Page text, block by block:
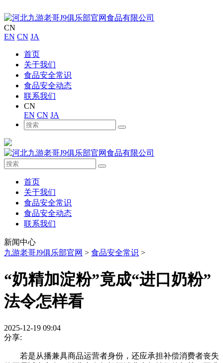
CN
EN CN JA
首页
关于我们
食品安全常识
食品安全动态
联系我们
CN
EN CN JA
首页
关于我们
食品安全常识
食品安全动态
联系我们
新闻中心
九游老哥J9俱乐部官网 > 食品安全常识 >
“奶精加淀粉”竟成“进口奶粉”
法令怎样看
2025-12-19 09:04
分享:
若是从播兼具商品运营者身份，还应承担补偿消费者丧失